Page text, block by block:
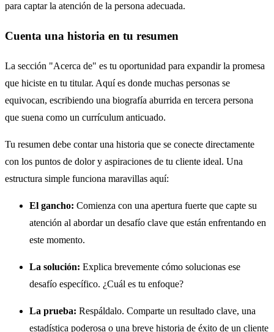
para captar la atención de la persona adecuada.
Cuenta una historia en tu resumen
La sección "Acerca de" es tu oportunidad para expandir la promesa
que hiciste en tu titular. Aquí es donde muchas personas se
equivocan, escribiendo una biografía aburrida en tercera persona
que suena como un currículum anticuado.
Tu resumen debe contar una historia que se conecte directamente
con los puntos de dolor y aspiraciones de tu cliente ideal. Una
estructura simple funciona maravillas aquí:
El gancho: Comienza con una apertura fuerte que capte su
atención al abordar un desafío clave que están enfrentando en
este momento.
La solución: Explica brevemente cómo solucionas ese
desafío específico. ¿Cuál es tu enfoque?
La prueba: Respáldalo. Comparte un resultado clave, una
estadística poderosa o una breve historia de éxito de un cliente